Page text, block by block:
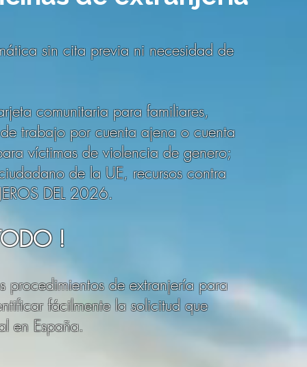
sin cita previa ni necesidad de
comunitaria para familiares,
trabajo por cuenta ajena o cuenta
víctimas de violencia de genero;
de la UE, recursos contra
DEL 2026.
!
de extranjería para
fácilmente la solicitud que
en España.